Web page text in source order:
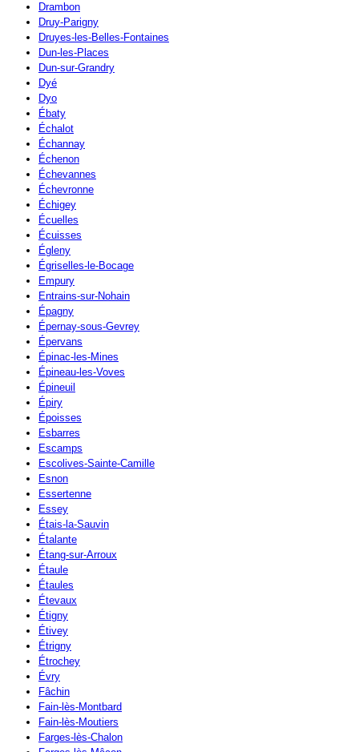
Drambon
Druy-Parigny
Druyes-les-Belles-Fontaines
Dun-les-Places
Dun-sur-Grandry
Dyé
Dyo
Ébaty
Échalot
Échannay
Échenon
Échevannes
Échevronne
Échigey
Écuelles
Écuisses
Égleny
Égriselles-le-Bocage
Empury
Entrains-sur-Nohain
Épagny
Épernay-sous-Gevrey
Épervans
Épinac-les-Mines
Épineau-les-Voves
Épineuil
Épiry
Époisses
Esbarres
Escamps
Escolives-Sainte-Camille
Esnon
Essertenne
Essey
Étais-la-Sauvin
Étalante
Étang-sur-Arroux
Étaule
Étaules
Étevaux
Étigny
Étivey
Étrigny
Étrochey
Évry
Fâchin
Fain-lès-Montbard
Fain-lès-Moutiers
Farges-lès-Chalon